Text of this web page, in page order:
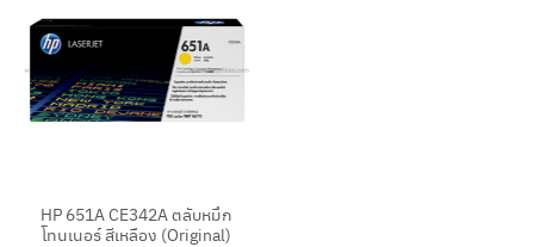
HP 651A CE342A ตลับหมึก
โทนเนอร์ สีเหลือง (Original)